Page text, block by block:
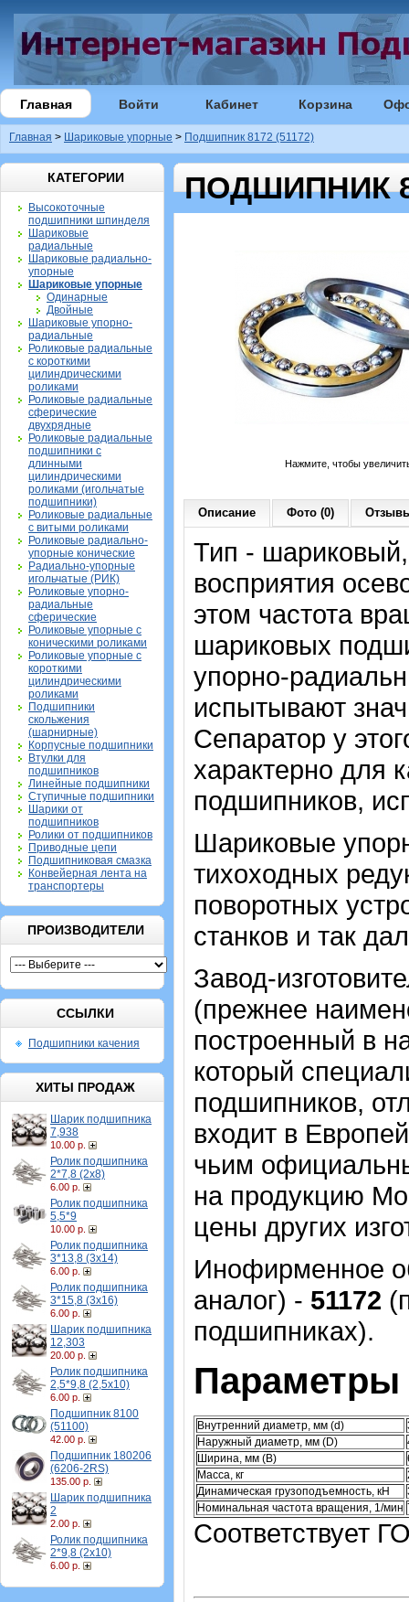
Главная Войти Кабинет Корзина
Главная > Шариковые упорные > Подшипник 8172 (51172)
КАТЕГОРИИ
Высокоточные
подшипники шпинделя
Шариковые
радиальные
Шариковые радиально-
упорные
Шариковые упорные
Одинарные
Двойные
Шариковые упорно-
радиальные
Роликовые радиальные
с короткими
цилиндрическими
роликами
Роликовые радиальные
сферические
двухрядные
Роликовые радиальные
подшипники с
длинными
цилиндрическими
роликами (игольчатые
подшипники)
Роликовые радиальные
с витыми роликами
Роликовые радиально-
упорные конические
Радиально-упорные
игольчатые (РИК)
Роликовые упорно-
радиальные
сферические
Роликовые упорные с
коническими роликами
Роликовые упорные с
короткими
цилиндрическими
роликами
Подшипники
скольжения
(шарнирные)
Корпусные подшипники
Втулки для
подшипников
Линейные подшипники
Ступичные подшипники
Шарики от
подшипников
Ролики от подшипников
Приводные цепи
Подшипниковая смазка
Конвейерная лента на
транспортеры
ПРОИЗВОДИТЕЛИ
ССЫЛКИ
Подшипники качения
ХИТЫ ПРОДАЖ
Шарик подшипника
7,938
10.00 р.
Ролик подшипника
2*7,8 (2х8)
6.00 р.
Ролик подшипника
5,5*9
10.00 р.
Ролик подшипника
3*13,8 (3х14)
6.00 р.
Ролик подшипника
3*15,8 (3х16)
6.00 р.
Шарик подшипника
12,303
20.00 р.
Ролик подшипника
2,5*9,8 (2,5х10)
6.00 р.
Подшипник 8100
(51100)
42.00 р.
Подшипник 180206
(6206-2RS)
135.00 р.
Шарик подшипника
2
2.00 р.
Ролик подшипника
2*9,8 (2х10)
6.00 р.
ПОДШИПНИК
Нажмите, чтобы
Описание Фото (0)
Тип -
восприятия
этом частота
шариковых
упорно-
испытывают
Сепаратор у
характерно для
подшипников,
Шариковые
тихоходных
поворотных
станков и так
Завод-
(прежнее
построенный в
который
подшипников,
входит в
чьим
на продукцию
цены других
Инофирменное
аналог) - 51172
подшипниках).
Параметры
Внутренний диаметр, мм (d)
Наружный диаметр, мм (D)
Ширина, мм (B)
Масса, кг
Динамическая грузоподъемность, кН
Номинальная частота вращения, 1/мин
Соответствует